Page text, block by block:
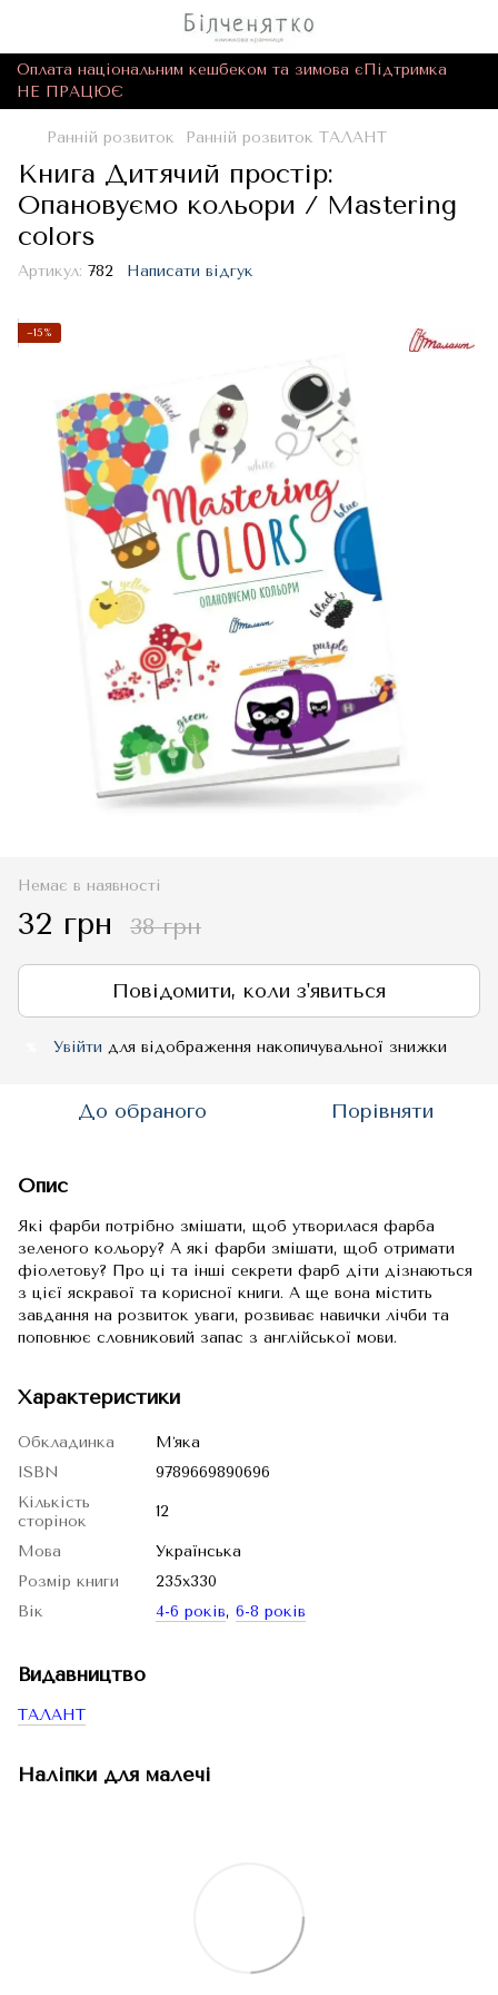
Оплата національним кешбеком та зимова єПідтримка
НЕ ПРАЦЮЄ
Ранній розвиток Ранній розвиток ТАЛАНТ
Книга Дитячий простір:
Опановуємо кольори / Mastering
colors
Артикул: 782 Написати відгук
−15%
Немає в наявності
32 грн 38 грн
Повідомити, коли з'явиться
Увійти для відображення накопичувальної знижки
До обраного Порівняти
Опис
Які фарби потрібно змішати, щоб утворилася фарба
зеленого кольору? А які фарби змішати, щоб отримати
фіолетову? Про ці та інші секрети фарб діти дізнаються
з цієї яскравої та корисної книги. А ще вона містить
завдання на розвиток уваги, розвиває навички лічби та
поповнює словниковий запас з англійської мови.
Характеристики
Обкладинка
Мʼяка
ISBN
9789669890696
Кількість
сторінок
12
Мова
Українська
Розмір книги
235х330
Вік
4-6 років, 6-8 років
Видавництво
ТАЛАНТ
Наліпки для малечі